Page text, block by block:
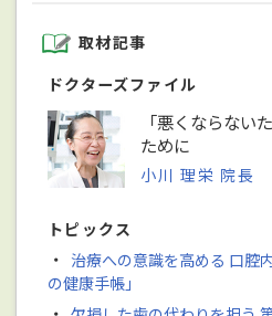
取材記事
ドクターズファイル
「悪くならない
ために
小川 理栄 院長
トピックス
・ 治療への意識を高める 口腔
の健康手帳」